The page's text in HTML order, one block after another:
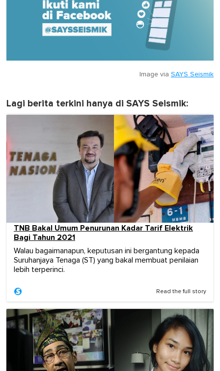
Image via SAYS Seismik
Lagi berita terkini hanya di SAYS Seismik:
TNB Bakal Umum Penurunan Kadar Tarif Elektrik
Bagi Tahun 2021
Walau bagaimanapun, keputusan ini bergantung kepada
Suruhanjaya Tenaga (ST) yang bakal membuat penilaian
lebih terperinci.
Read the full story